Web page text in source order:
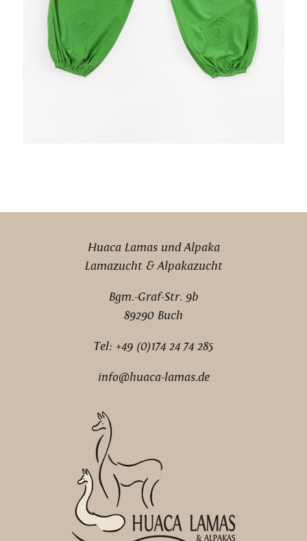
Huaca Lamas und Alpaka
Lamazucht & Alpakazucht
Bgm.-Graf-Str. 9b
89290 Buch
Tel: +49 (0)174 24 74 285
info@huaca-lamas.de